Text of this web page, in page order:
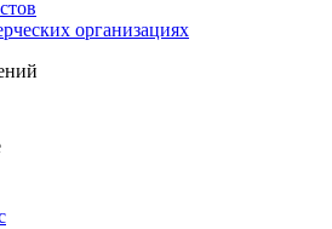
организациях